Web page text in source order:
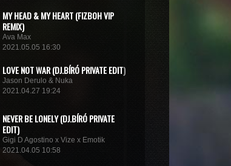
MY HEAD & MY HEART (FIZBOH VIP
REMIX)
Ava Max
2021.05.05 16:30
LOVE NOT WAR (DJ.BÍRÓ PRIVATE EDIT)
Jason Derulo & Nuka
2021.04.27 19:24
NEVER BE LONELY (DJ.BÍRÓ PRIVATE
EDIT)
Gigi D Agostino x Vize x Emotik
2021.04.05 10:58